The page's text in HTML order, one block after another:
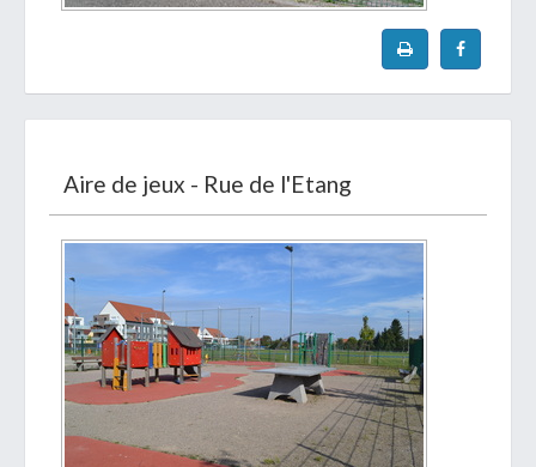
Aire de jeux - Rue de l'Etang